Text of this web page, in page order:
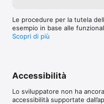
Le procedure per la tutela
esempio in base alle
Scopri di più
Accessibilità
Lo sviluppatore non ha
accessibilità supportate